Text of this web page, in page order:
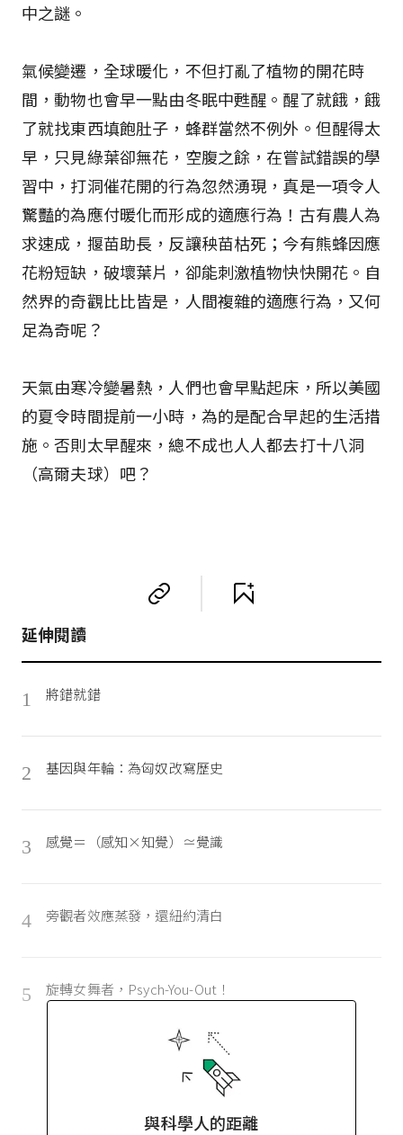
中之謎。
氣候變遷，全球暖化，不但打亂了植物的開花時
間，動物也會早一點由冬眠中甦醒。醒了就餓，餓
了就找東西填飽肚子，蜂群當然不例外。但醒得太
早，只見綠葉卻無花，空腹之餘，在嘗試錯誤的學
習中，打洞催花開的行為忽然湧現，真是一項令人
驚豔的為應付暖化而形成的適應行為！古有農人為
求速成，揠苗助長，反讓秧苗枯死；今有熊蜂因應
花粉短缺，破壞葉片，卻能刺激植物快快開花。自
然界的奇觀比比皆是，人間複雜的適應行為，又何
足為奇呢？
天氣由寒冷變暑熱，人們也會早點起床，所以美國
的夏令時間提前一小時，為的是配合早起的生活措
施。否則太早醒來，總不成也人人都去打十八洞
（高爾夫球）吧？
延伸閱讀
1 將錯就錯
2 基因與年輪：為匈奴改寫歷史
3 感覺＝（感知×知覺）≃覺識
4 旁觀者效應蒸發，還紐約清白
5 旋轉女舞者，Psych-You-Out！
與科學人的距離